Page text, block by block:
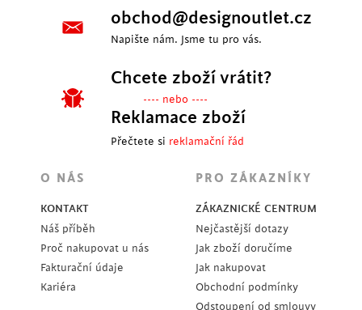
obchod@designoutlet.cz
Napište nám. Jsme tu pro vás.
Chcete zboží vrátit?
---- nebo ----
Reklamace zboží
Přečtete si reklamační řád
O NÁS
KONTAKT
Náš příběh
Proč nakupovat u nás
Fakturační údaje
Kariéra
PRO ZÁKAZNÍKY
ZÁKAZNICKÉ CENTRUM
Nejčastější dotazy
Jak zboží doručíme
Jak nakupovat
Obchodní podmínky
Odstoupení od smlouvy